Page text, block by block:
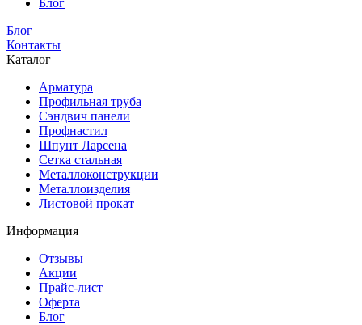
Блог
Блог
Контакты
Каталог
Арматура
Профильная труба
Сэндвич панели
Профнастил
Шпунт Ларсена
Сетка стальная
Металлоконструкции
Металлоизделия
Листовой прокат
Информация
Отзывы
Акции
Прайс-лист
Оферта
Блог